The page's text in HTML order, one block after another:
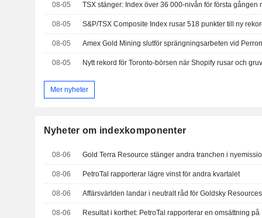
08-05
08-05 S&P/TSX Composite Index rusar 518 punkter till ny
08-05
08-05 Nytt rekord för Toronto-börsen när Shopify rusar och
Mer nyheter
Nyheter om indexkomponenter
08-06
08-06 PetroTal rapporterar lägre vinst för andra kvartalet
08-06 Affärsvärlden landar i neutralt råd för Goldsky Resources
08-06